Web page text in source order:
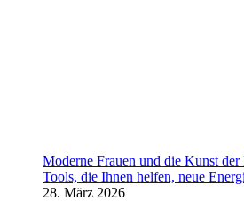
Moderne Frauen und die Kunst
Tools, die Ihnen helfen, neue
28. März 2026